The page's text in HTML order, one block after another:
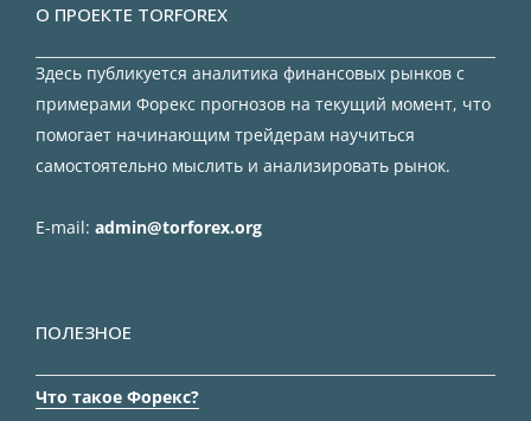
О ПРОЕКТЕ TORFOREX
Здесь публикуется аналитика финансовых рынков с
примерами Форекс прогнозов на текущий момент, что
помогает начинающим трейдерам научиться
самостоятельно мыслить и анализировать рынок.
E-mail: admin@torforex.org
ПОЛЕЗНОЕ
Что такое Форекс?